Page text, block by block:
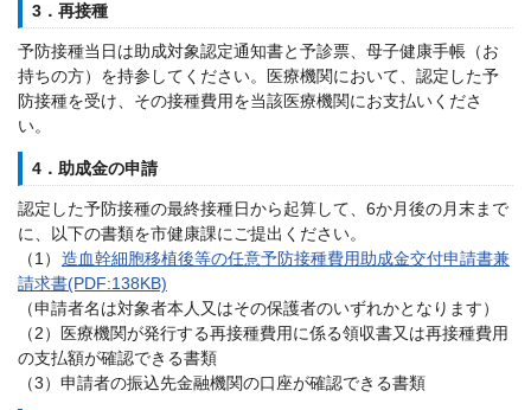
3．再接種
予防接種当日は助成対象認定通知書と予診票、母子健康手帳（お
持ちの方）を持参してください。医療機関において、認定した予
防接種を受け、その接種費用を当該医療機関にお支払いくださ
い。
4．助成金の申請
認定した予防接種の最終接種日から起算して、6か月後の月末まで
に、以下の書類を市健康課にご提出ください。
（1） 造血幹細胞移植後等の任意予防接種費用助成金交付申請書兼
請求書(PDF:138KB)
（申請者名は対象者本人又はその保護者のいずれかとなります）
（2）医療機関が発行する再接種費用に係る領収書又は再接種費用
の支払額が確認できる書類
（3）申請者の振込先金融機関の口座が確認できる書類